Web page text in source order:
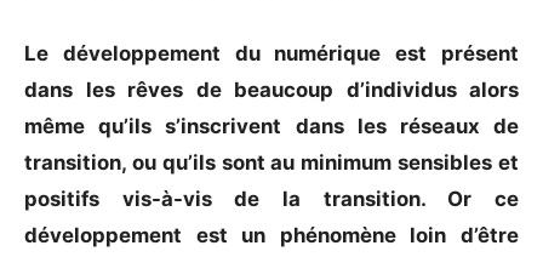
Le développement du numérique est présent
dans les rêves de beaucoup d’individus alors
même qu’ils s’inscrivent dans les réseaux de
transition, ou qu’ils sont au minimum sensibles et
positifs vis-à-vis de la transition. Or ce
développement est un phénomène loin d’être